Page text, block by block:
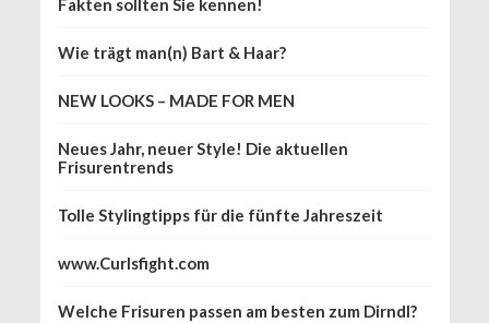
Fakten sollten Sie kennen!
Wie trägt man(n) Bart & Haar?
NEW LOOKS – MADE FOR MEN
Neues Jahr, neuer Style! Die aktuellen
Frisurentrends
Tolle Stylingtipps für die fünfte Jahreszeit
www.Curlsfight.com
Welche Frisuren passen am besten zum Dirndl?